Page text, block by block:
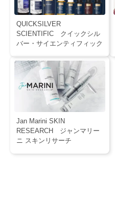
QUICKSILVER
SCIENTIFIC クイックシル
バー・サイエンティフィック
Jan Marini SKIN
RESEARCH ジャンマリー
ニ スキンリサーチ